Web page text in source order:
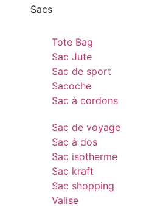
Sacs
Tote Bag
Sac Jute
Sac de sport
Sacoche
Sac à cordons
Sac de voyage
Sac à dos
Sac isotherme
Sac kraft
Sac shopping
Valise